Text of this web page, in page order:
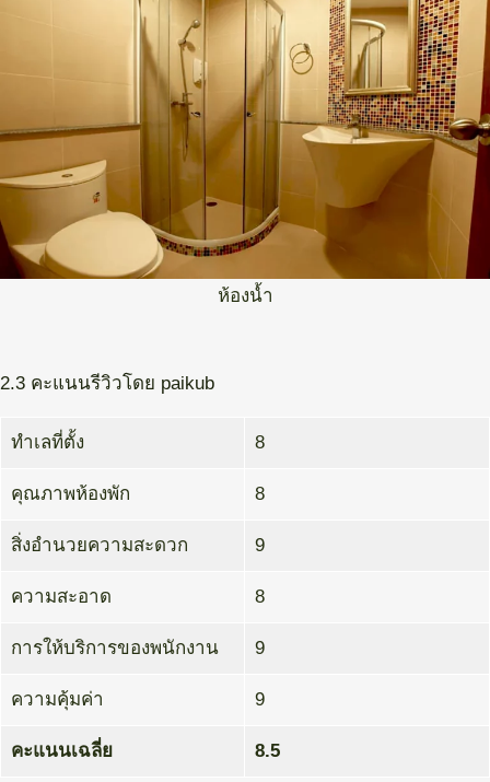
ห้องน้ำ
2.3 คะแนนรีวิวโดย paikub
ทำเลที่ตั้ง 8
คุณภาพห้องพัก 8
สิ่งอำนวยความสะดวก 9
ความสะอาด 8
การให้บริการของพนักงาน 9
ความคุ้มค่า 9
คะแนนเฉลี่ย 8.5